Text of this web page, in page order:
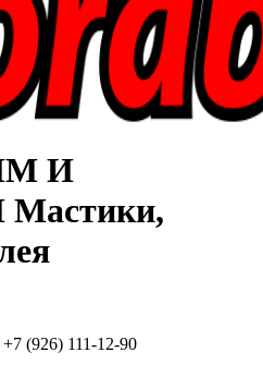
И
(926) 111-12-90